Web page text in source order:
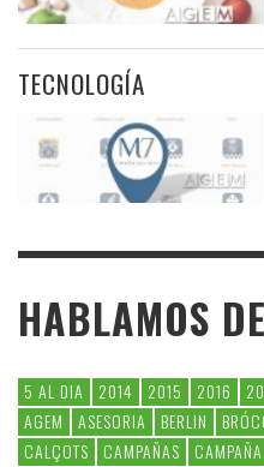
TECNOLOGÍA
HABLAMOS
5 AL DIA 2014 2015 2016
AGEM
ASESORIA BERLIN
CALÇOTS
CAMPAÑAS CAMPAÑA